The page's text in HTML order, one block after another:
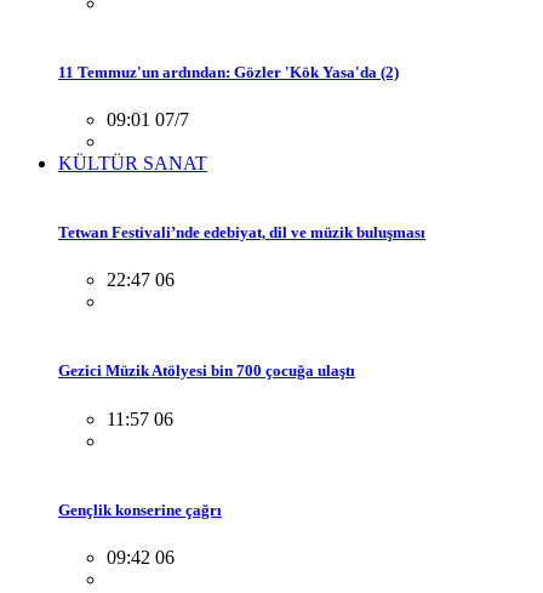
11 Temmuz'un ardından: Gözler 'Kök Yasa'da (2)
09:01 07/7
KÜLTÜR SANAT
Tetwan Festivali’nde edebiyat, dil ve müzik buluşması
22:47 06
Gezici Müzik Atölyesi bin 700 çocuğa ulaştı
11:57 06
Gençlik konserine çağrı
09:42 06